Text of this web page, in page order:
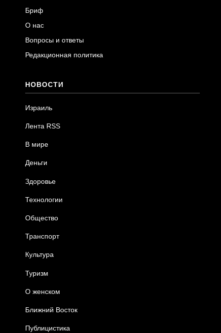
Бриф
О нас
Вопросы и ответы
Редакционная политика
НОВОСТИ
Израиль
Лента RSS
В мире
Деньги
Здоровье
Технологии
Общество
Транспорт
Культура
Туризм
О женском
Ближний Восток
Публицистика